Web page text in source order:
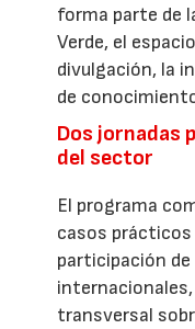
forma parte de
Verde, el
divulgación, la
de
Dos jornadas
del sector
El programa
casos prácticos
participación
transversal